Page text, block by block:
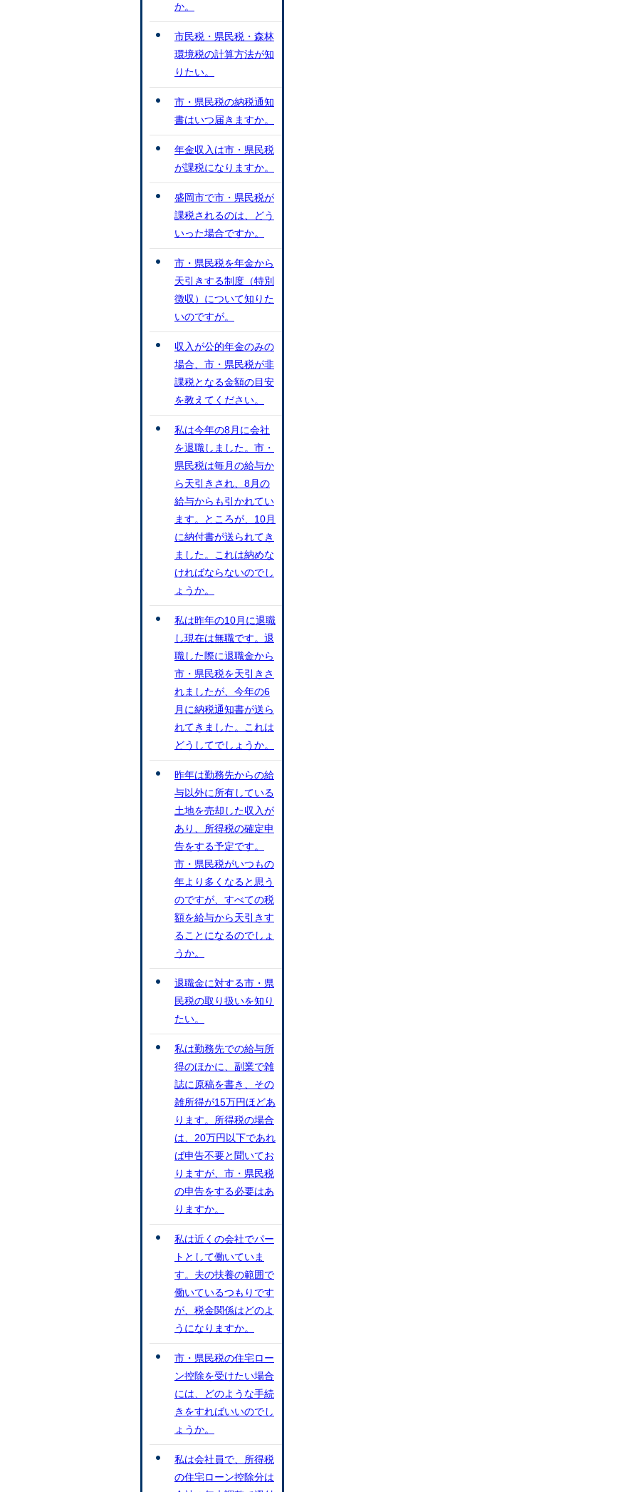
か。
市民税・県民税・森林
環境税の計算方法が知
りたい。
市・県民税の納税通知
書はいつ届きますか。
年金収入は市・県民税
が課税になりますか。
盛岡市で市・県民税が
課税されるのは、どう
いった場合ですか。
市・県民税を年金から
天引きする制度（特別
徴収）について知りた
いのですが。
収入が公的年金のみの
場合、市・県民税が非
課税となる金額の目安
を教えてください。
私は今年の8月に会社
を退職しました。市・
県民税は毎月の給与か
ら天引きされ、8月の
給与からも引かれてい
ます。ところが、10月
に納付書が送られてき
ました。これは納めな
ければならないのでし
ょうか。
私は昨年の10月に退職
し現在は無職です。退
職した際に退職金から
市・県民税を天引きさ
れましたが、今年の6
月に納税通知書が送ら
れてきました。これは
どうしてでしょうか。
昨年は勤務先からの給
与以外に所有している
土地を売却した収入が
あり、所得税の確定申
告をする予定です。
市・県民税がいつもの
年より多くなると思う
のですが、すべての税
額を給与から天引きす
ることになるのでしょ
うか。
退職金に対する市・県
民税の取り扱いを知り
たい。
私は勤務先での給与所
得のほかに、副業で雑
誌に原稿を書き、その
雑所得が15万円ほどあ
ります。所得税の場合
は、20万円以下であれ
ば申告不要と聞いてお
りますが、市・県民税
の申告をする必要はあ
りますか。
私は近くの会社でパー
トとして働いていま
す。夫の扶養の範囲で
働いているつもりです
が、税金関係はどのよ
うになりますか。
市・県民税の住宅ロー
ン控除を受けたい場合
には、どのような手続
きをすればいいのでし
ょうか。
私は会社員で、所得税
の住宅ローン控除分は